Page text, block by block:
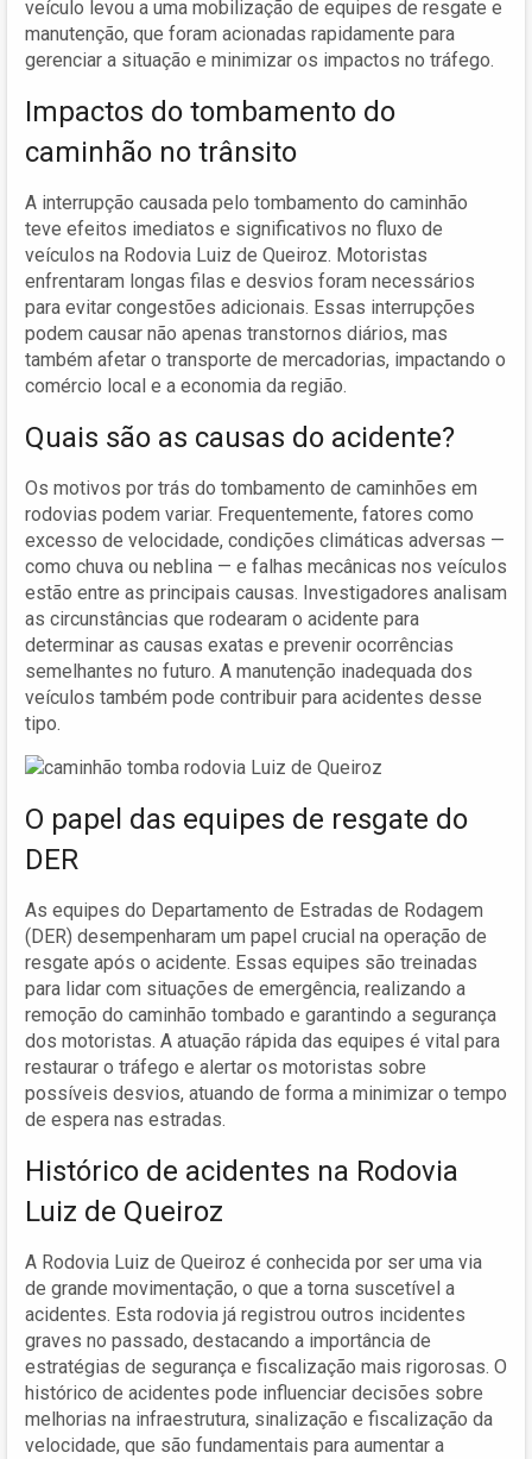
veículo levou a uma mobilização de equipes de resgate e
manutenção, que foram acionadas rapidamente para
gerenciar a situação e minimizar os impactos no tráfego.
Impactos do tombamento do
caminhão no trânsito
A interrupção causada pelo tombamento do caminhão
teve efeitos imediatos e significativos no fluxo de
veículos na Rodovia Luiz de Queiroz. Motoristas
enfrentaram longas filas e desvios foram necessários
para evitar congestões adicionais. Essas interrupções
podem causar não apenas transtornos diários, mas
também afetar o transporte de mercadorias, impactando o
comércio local e a economia da região.
Quais são as causas do acidente?
Os motivos por trás do tombamento de caminhões em
rodovias podem variar. Frequentemente, fatores como
excesso de velocidade, condições climáticas adversas —
como chuva ou neblina — e falhas mecânicas nos veículos
estão entre as principais causas. Investigadores analisam
as circunstâncias que rodearam o acidente para
determinar as causas exatas e prevenir ocorrências
semelhantes no futuro. A manutenção inadequada dos
veículos também pode contribuir para acidentes desse
tipo.
O papel das equipes de resgate do
DER
As equipes do Departamento de Estradas de Rodagem
(DER) desempenharam um papel crucial na operação de
resgate após o acidente. Essas equipes são treinadas
para lidar com situações de emergência, realizando a
remoção do caminhão tombado e garantindo a segurança
dos motoristas. A atuação rápida das equipes é vital para
restaurar o tráfego e alertar os motoristas sobre
possíveis desvios, atuando de forma a minimizar o tempo
de espera nas estradas.
Histórico de acidentes na Rodovia
Luiz de Queiroz
A Rodovia Luiz de Queiroz é conhecida por ser uma via
de grande movimentação, o que a torna suscetível a
acidentes. Esta rodovia já registrou outros incidentes
graves no passado, destacando a importância de
estratégias de segurança e fiscalização mais rigorosas. O
histórico de acidentes pode influenciar decisões sobre
melhorias na infraestrutura, sinalização e fiscalização da
velocidade, que são fundamentais para aumentar a